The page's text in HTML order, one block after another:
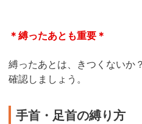
＊縛ったあとも重要＊
縛ったあとは、きつくないか
確認しましょう。
手首・足首の縛り方